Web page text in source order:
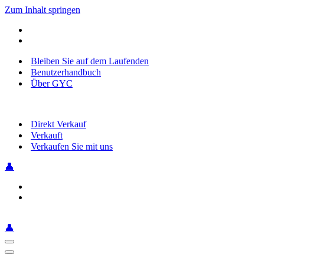
Zum Inhalt springen
Bleiben Sie auf dem Laufenden
Benutzerhandbuch
Über GYC
Direkt Verkauf
Verkauft
Verkaufen Sie mit uns
👤
👤
Navigationsmenü
Navigationsmenü